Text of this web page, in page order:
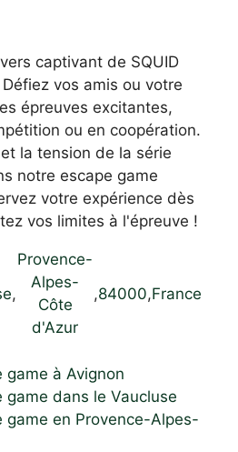
captivant de SQUID
vos amis ou votre
épreuves excitantes,
ou en coopération.
la tension de la série
notre escape game
votre expérience dès
vos limites à l'épreuve !
,
Provence-
Alpes-
Côte
d'Azur
,84000,France
game à Avignon
game dans le Vaucluse
game en Provence-Alpes-